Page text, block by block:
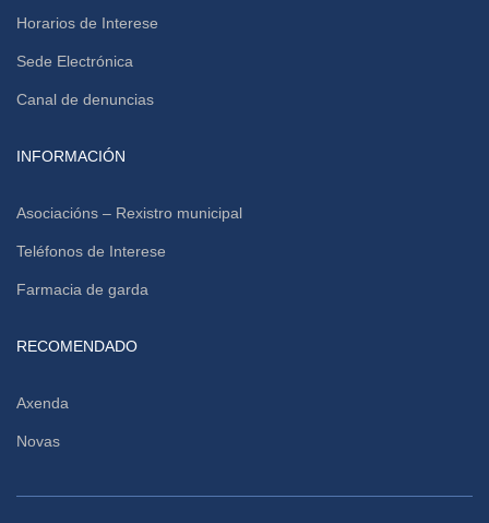
Horarios de Interese
Sede Electrónica
Canal de denuncias
INFORMACIÓN
Asociacións – Rexistro municipal
Teléfonos de Interese
Farmacia de garda
RECOMENDADO
Axenda
Novas